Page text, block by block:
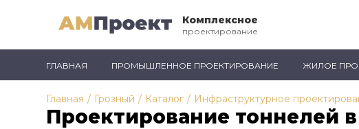
Комплексное
проектирование
ГЛАВНАЯ ПРОМЫШЛЕННОЕ ПРОЕКТИРОВАНИЕ ЖИЛОЕ
Главная / Грозный / Каталог / Инфраструктурное
Проектирование тоннелей